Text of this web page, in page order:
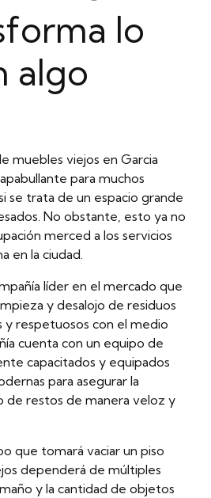
lo
algo
muebles viejos en Garcia
para muchos
se trata de un espacio grande
No obstante, esto ya no
merced a los servicios
en la ciudad.
líder en el mercado que
y desalojo de residuos
respetuosos con el medio
cuenta con un equipo de
capacitados y equipados
para asegurar la
de restos de manera veloz y
que tomará vaciar un piso
dependerá de múltiples
y la cantidad de objetos